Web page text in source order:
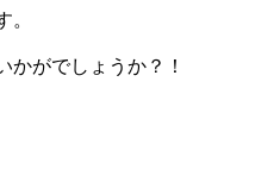
がでしょうか？！